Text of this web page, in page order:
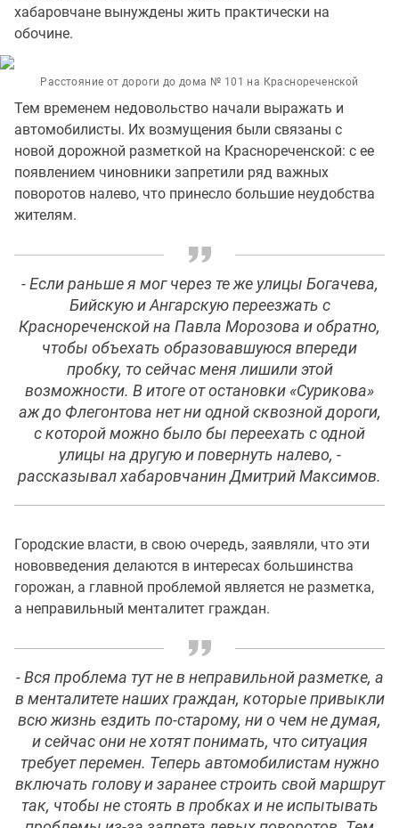
хабаровчане вынуждены жить практически на
обочине.
Расстояние от дороги до дома № 101 на Краснореченской
Тем временем недовольство начали выражать и
автомобилисты. Их возмущения были связаны с
новой дорожной разметкой на Краснореченской: с ее
появлением чиновники запретили ряд важных
поворотов налево, что принесло большие неудобства
жителям.
- Если раньше я мог через те же улицы Богачева,
Бийскую и Ангарскую переезжать с
Краснореченской на Павла Морозова и обратно,
чтобы объехать образовавшуюся впереди
пробку, то сейчас меня лишили этой
возможности. В итоге от остановки «Сурикова»
аж до Флегонтова нет ни одной сквозной дороги,
с которой можно было бы переехать с одной
улицы на другую и повернуть налево, -
рассказывал хабаровчанин Дмитрий Максимов.
Городские власти, в свою очередь, заявляли, что эти
нововведения делаются в интересах большинства
горожан, а главной проблемой является не разметка,
а неправильный менталитет граждан.
- Вся проблема тут не в неправильной разметке, а
в менталитете наших граждан, которые привыкли
всю жизнь ездить по-старому, ни о чем не думая,
и сейчас они не хотят понимать, что ситуация
требует перемен. Теперь автомобилистам нужно
включать голову и заранее строить свой маршрут
так, чтобы не стоять в пробках и не испытывать